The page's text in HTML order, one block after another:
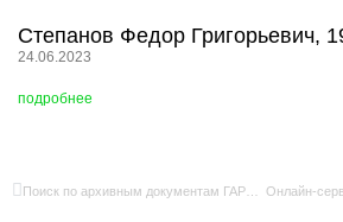
Степанов Федор Григорьевич,
24.06.2023
подробнее